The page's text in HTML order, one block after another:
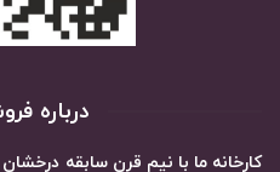
درباره
کارخانه ما با نیم قرن سابقه